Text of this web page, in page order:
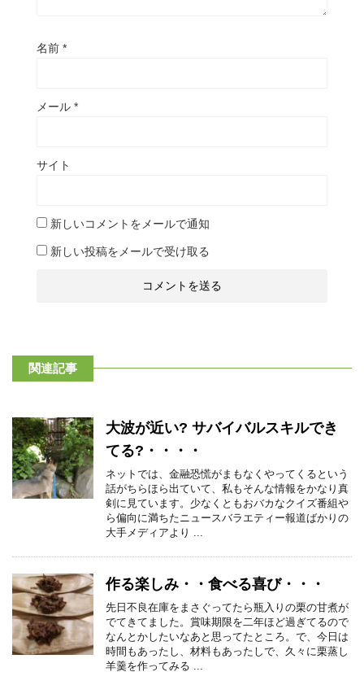
名前 *
メール *
サイト
新しいコメントをメールで通知
新しい投稿をメールで受け取る
関連記事
大波が近い? サバイバルスキルでき
てる?・・・・
ネットでは、金融恐慌がまもなくやってくるという
話がちらほら出ていて、私もそんな情報をかなり真
剣に見ています。少なくともおバカなクイズ番組や
ら偏向に満ちたニュースバラエティー報道ばかりの
大手メディアより ...
作る楽しみ・・食べる喜び・・・
先日不良在庫をまさぐってたら瓶入りの栗の甘煮が
でてきてました。賞味期限を二年ほど過ぎてるので
なんとかしたいなあと思ってたところ。で、今日は
時間もあったし、材料もあったしで、久々に栗蒸し
羊羹を作ってみる ...